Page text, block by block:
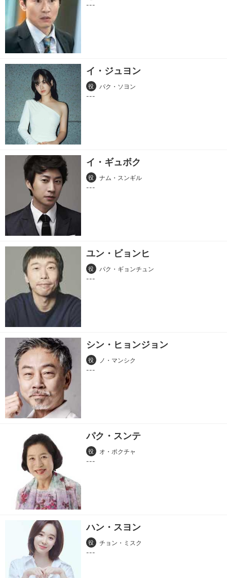
イ・ジュヨン
役 パク・ソヨン
イ・ギュボク
役 ナム・スンギル
ユン・ビョンヒ
役 パク・ギョンチュン
シン・ヒョンジョン
役 ノ・マンシク
パク・スンテ
役 オ・ポクチャ
ハン・スヨン
役 チョン・ミスク